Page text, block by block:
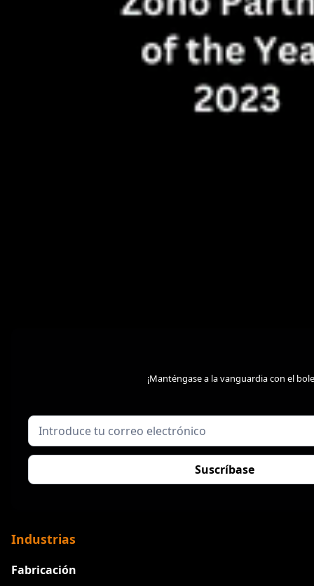
¡Manténgase a la vanguardia con el
Industrias
Fabricación